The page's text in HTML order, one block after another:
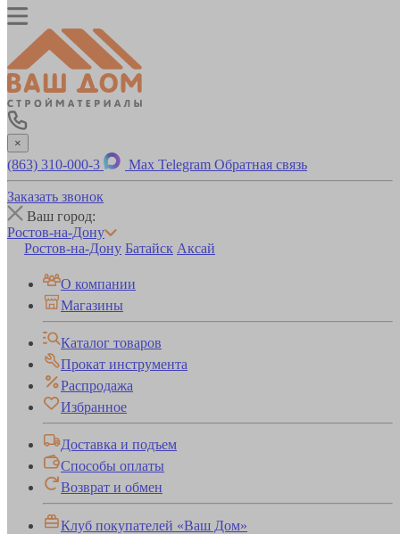
×
(863) 310-000-3 Max Telegram Обратная связь
Заказать звонок
Ваш город:
Ростов-на-Дону
Ростов-на-Дону Батайск Аксай
О компании
Магазины
Каталог товаров
Прокат инструмента
Распродажа
Избранное
Доставка и подъем
Способы оплаты
Возврат и обмен
Клуб покупателей «Ваш Дом»